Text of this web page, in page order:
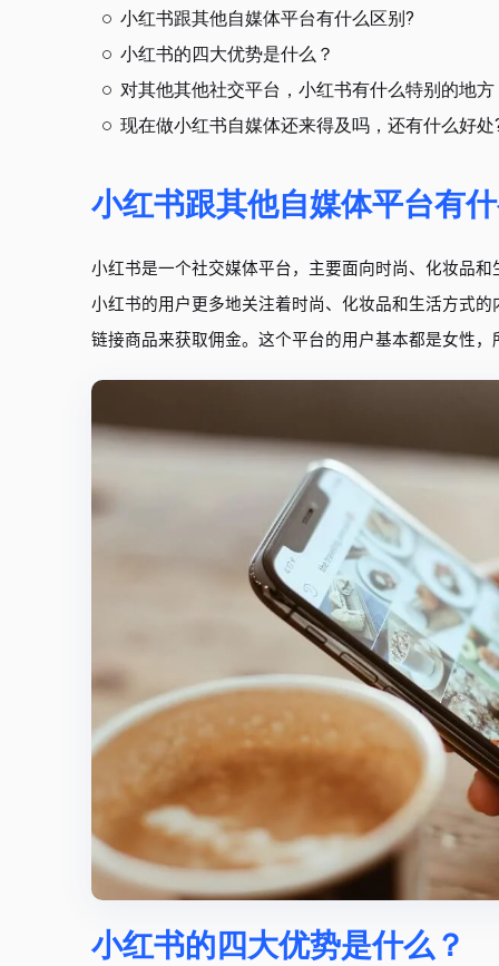
小红书跟其他自媒体平台有什么区别?
小红书的四大优势是什么？
对其他其他社交平台，小红书有什么特别的地方
现在做小红书自媒体还来得及吗，还有什么好处
小红书跟其他自媒体平台有
小红书是一个社交媒体平台，主要面向时尚、化妆品
小红书的用户更多地关注着时尚、化妆品和生活方式
链接商品来获取佣金。这个平台的用户基本都是女性
小红书的四大优势是什么？